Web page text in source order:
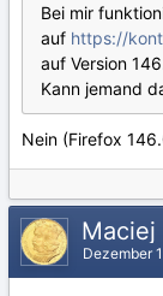
Bei mir
auf https://
auf Version
Kann jemand
Nein (Firefox
Maciej
Dezember